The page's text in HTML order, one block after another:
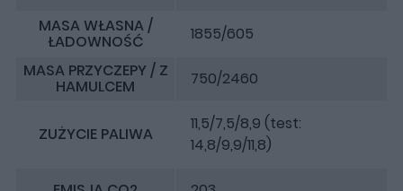
MASA WŁASNA /
ŁADOWNOŚĆ
1855/605
MASA PRZYCZEPY / Z
HAMULCEM 750/2460
ZUŻYCIE PALIWA
11,5/7,5/8,9 (test:
14,8/9,9/11,8)